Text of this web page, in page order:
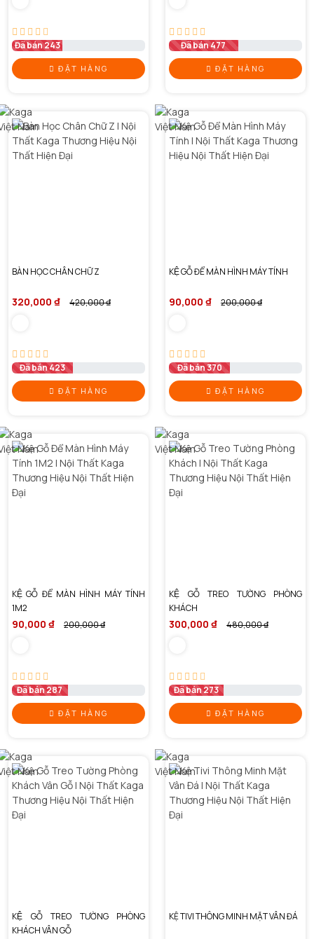
Đã bán 243
ĐẶT HÀNG
Đã bán 477
ĐẶT HÀNG
BÀN HỌC CHÂN CHỮ Z
320,000 ₫ 420,000 ₫
Đã bán 423
ĐẶT HÀNG
KỆ GỖ ĐỂ MÀN HÌNH MÁY TÍNH
90,000 ₫ 200,000 ₫
Đã bán 370
ĐẶT HÀNG
KỆ GỖ ĐỂ MÀN HÌNH MÁY TÍNH
1M2
90,000 ₫ 200,000 ₫
Đã bán 287
ĐẶT HÀNG
KỆ GỖ TREO TƯỜNG PHÒNG
KHÁCH
300,000 ₫ 480,000 ₫
Đã bán 273
ĐẶT HÀNG
KỆ GỖ TREO TƯỜNG PHÒNG
KHÁCH VÂN GỖ
KỆ TIVI THÔNG MINH MẶT VÂN ĐÁ